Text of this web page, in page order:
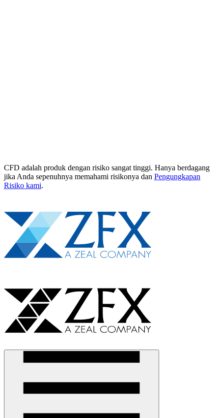
CFD adalah produk dengan risiko sangat tinggi. Hanya berdagang
jika Anda sepenuhnya memahami risikonya dan Pengungkapan
Risiko kami.